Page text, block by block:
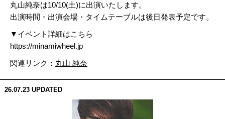
丸山純奈は10/10(土)に出演いたします。
出演時間・出演会場・タイムテーブルは後日発表予定です。
▼イベント詳細はこちら
https://minamiwheel.jp
関連リンク： 丸山 純奈
26.07.23 UPDATED